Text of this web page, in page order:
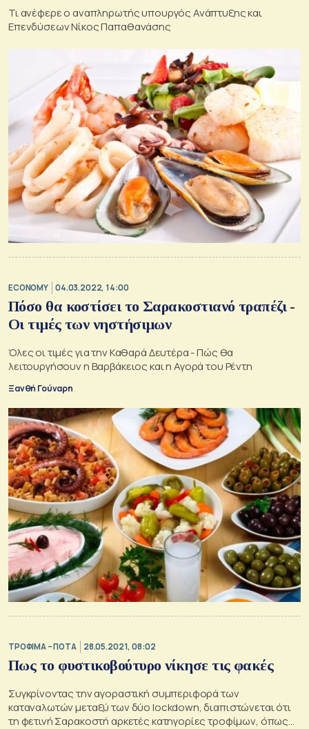
Τι ανέφερε ο αναπληρωτής υπουργός Ανάπτυξης και
Επενδύσεων Νίκος Παπαθανάσης
ECONOMY 04.03.2022, 14:00
Πόσο θα κοστίσει το Σαρακοστιανό τραπέζι -
Οι τιμές των νηστήσιμων
Όλες οι τιμές για την Καθαρά Δευτέρα - Πώς θα
λειτουργήσουν η Βαρβάκειος και η Αγορά του Ρέντη
Ξανθή Γούναρη
ΤΡΟΦΙΜΑ – ΠΟΤΑ 28.05.2021, 08:02
Πως το φυστικοβούτυρο νίκησε τις φακές
Συγκρίνοντας την αγοραστική συμπεριφορά των
καταναλωτών μεταξύ των δύο lockdown, διαπιστώνεται ότι
τη φετινή Σαρακοστή αρκετές κατηγορίες τροφίμων, όπως